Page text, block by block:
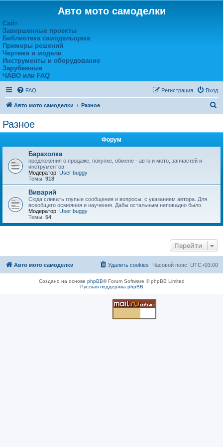
Авто мото самоделки
Сайт
Завершенные проекты
Библиотека самодельщика
Примеры решений
Чертежи и модели
Инструменты и оборудование
Зарубежные
ЧАВО или FAQ
FAQ Вход
Регистрация
Авто мото самоделки Разное
Разное
Форум
Барахолка
предложения о продаже, покупке, обмене - авто и мото, запчастей и
инструментов.
Модератор: User buggy
Темы: 918
Виварий
Сюда сливать глупые сообщения и вопросы, с указанием автора. Для
всеобщего осмеяния и научения. Дабы остальным неповадно было.
Модератор: User buggy
Темы: 54
Перейти
Авто мото самоделки Часовой пояс: UTC+03:00
Удалить cookies
Создано на основе phpBB® Forum Software © phpBB Limited
Русская поддержка phpBB